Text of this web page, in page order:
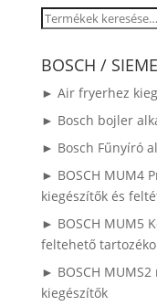
Keresés
következőre:
BOSCH /
► Air fryerhez
► Bosch bojler
► Bosch Fűnyíró
► BOSCH MUM4
kiegészítők és
► BOSCH MUM5
feltehető
► BOSCH
kiegészítők